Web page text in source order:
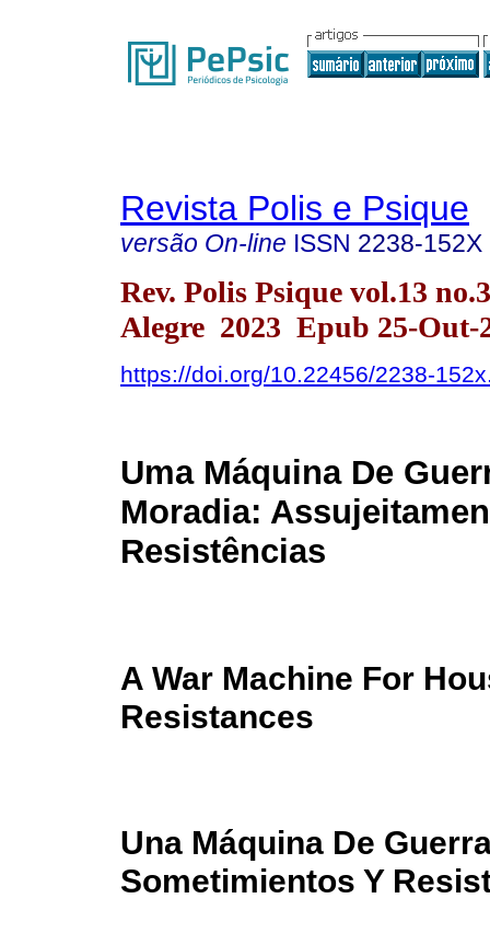
Revista Polis e Psique
versão On-line ISSN 2238-152X
Rev. Polis Psique vol.13
Alegre 2023 Epub 25-Out-
https://doi.org/10.22456/2238-
Uma Máquina De
Moradia:
Resistências
A War Machine For
Resistances
Una Máquina De
Sometimientos Y